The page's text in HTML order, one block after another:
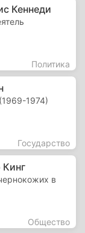
Кеннеди
Политика
1974)
Государство
в
Общество